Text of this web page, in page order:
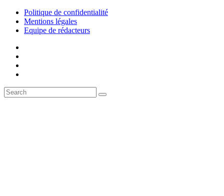
Politique de confidentialité
Mentions légales
Equipe de rédacteurs